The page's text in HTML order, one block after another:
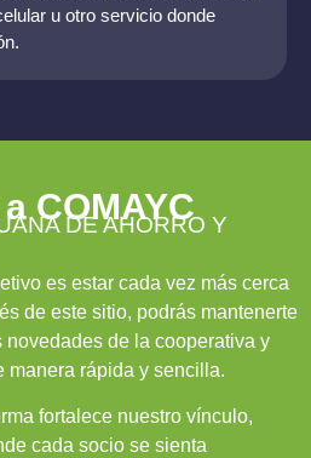
u otro servicio donde
COMAYC
DE AHORRO Y
es estar cada vez más cerca
de este sitio, podrás mantenerte
novedades de la cooperativa y
manera rápida y sencilla.
fortalece nuestro vínculo,
cada socio se sienta